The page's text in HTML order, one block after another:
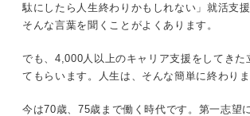
駄にしたら人生終わりかもしれない」就活支援
そんな言葉を聞くことがよくあります。
でも、4,000人以上のキャリア支援をしてきた
てもらいます。人生は、そんな簡単に終わりま
今は70歳、75歳まで働く時代です。第一志望